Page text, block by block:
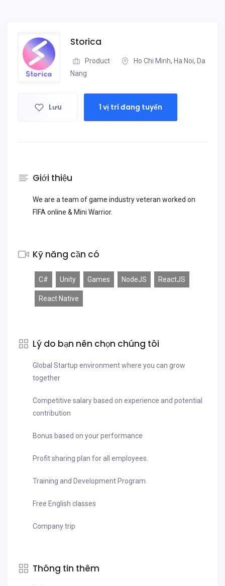
Storica
Product
Ho Chi Minh, Ha Noi, Da
Nang
Lưu 1 vị trí đang tuyển
Giới thiệu
We are a team of game industry veteran worked on
FIFA online & Mini Warrior.
Kỹ năng cần có
C# Unity Games NodeJS ReactJS
React Native
Lý do bạn nên chọn chúng tôi
Global Startup environment where you can grow
together
Competitive salary based on experience and potential
contribution
Bonus based on your performance
Profit sharing plan for all employees.
Training and Development Program
Free English classes
Company trip
Thông tin thêm